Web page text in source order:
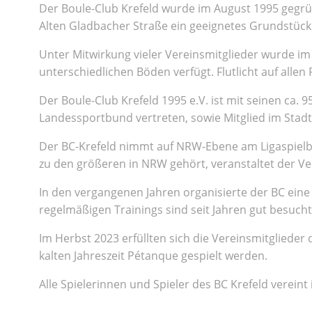
Der Boule-Club Krefeld wurde im August 1995
Alten Gladbacher Straße ein geeignetes
Unter Mitwirkung vieler Vereinsmitglieder wurde
unterschiedlichen Böden verfügt. Flutlicht auf
Der Boule-Club Krefeld 1995 e.V. ist mit seinen ca.
Landessportbund vertreten, sowie Mitglied im
Der BC-Krefeld nimmt auf NRW-Ebene am
zu den größeren in NRW gehört, veranstaltet der
In den vergangenen Jahren organisierte der BC
regelmäßigen Trainings sind seit Jahren gut
Im Herbst 2023 erfüllten sich die Vereinsmitglieder
kalten Jahreszeit Pétanque gespielt werden.
Alle Spielerinnen und Spieler des BC Krefeld